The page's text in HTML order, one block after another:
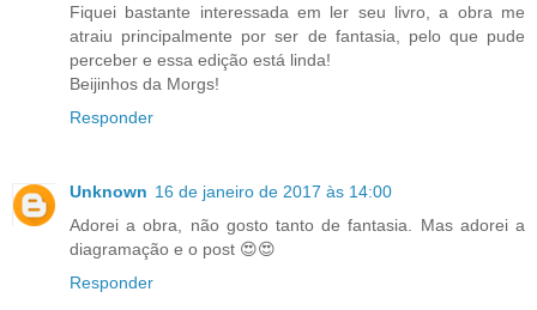
Fiquei bastante interessada em ler seu livro, a obra me
atraiu principalmente por ser de fantasia, pelo que pude
perceber e essa edição está linda!
Beijinhos da Morgs!
Responder
Unknown 16 de janeiro de 2017 às 14:00
Adorei a obra, não gosto tanto de fantasia. Mas adorei a
diagramação e o post 😍😍
Responder